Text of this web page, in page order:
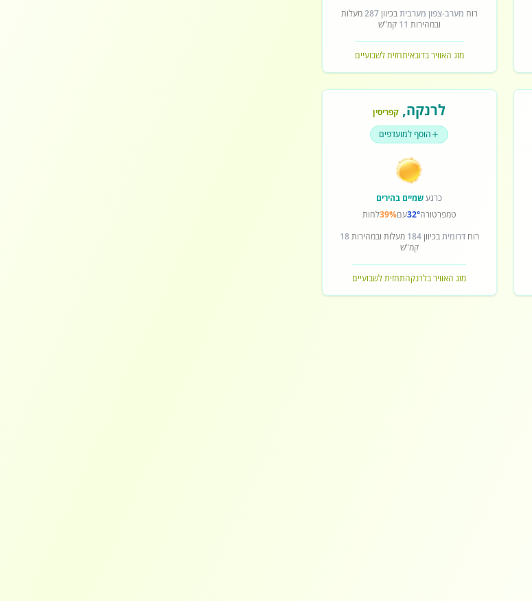
רוח מערב-צפון מערביתבכיוון287מעלות
ובמהירות 11 קמ"ש
מזג האוויר בדובאיתחזית לשבועיים
לרנקה, קפריסין
הוסף למועדפים
כרגעשמיים בהירים
טמפרטורה32°עם39%לחות
רוחדרומיתבכיוון184 מעלות ובמהירות18
קמ"ש
מזג האוויר בלרנקהתחזית לשבועיים